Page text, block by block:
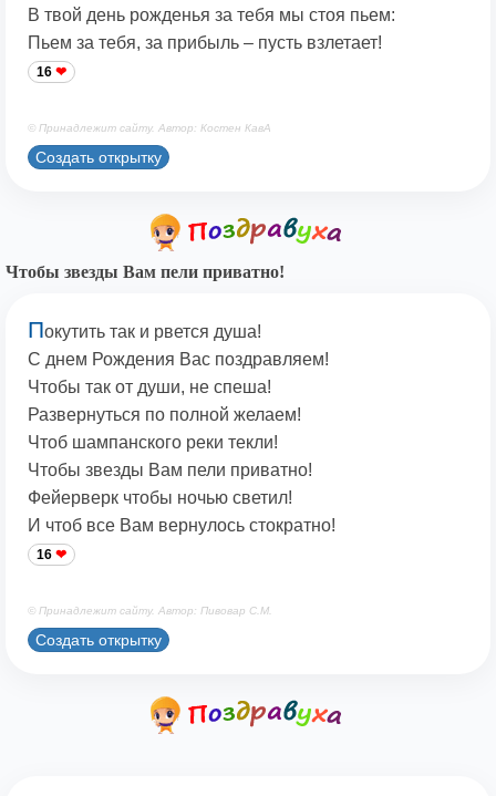
В твой день рожденья за тебя мы стоя пьем:
Пьем за тебя, за прибыль – пусть взлетает!
16
© Принадлежит сайту. Автор: Костен КавА
Создать открытку
Чтобы звезды Вам пели приватно!
Покутить так и рвется душа!
С днем Рождения Вас поздравляем!
Чтобы так от души, не спеша!
Развернуться по полной желаем!
Чтоб шампанского реки текли!
Чтобы звезды Вам пели приватно!
Фейерверк чтобы ночью светил!
И чтоб все Вам вернулось стократно!
16
© Принадлежит сайту. Автор: Пивовар С.М.
Создать открытку